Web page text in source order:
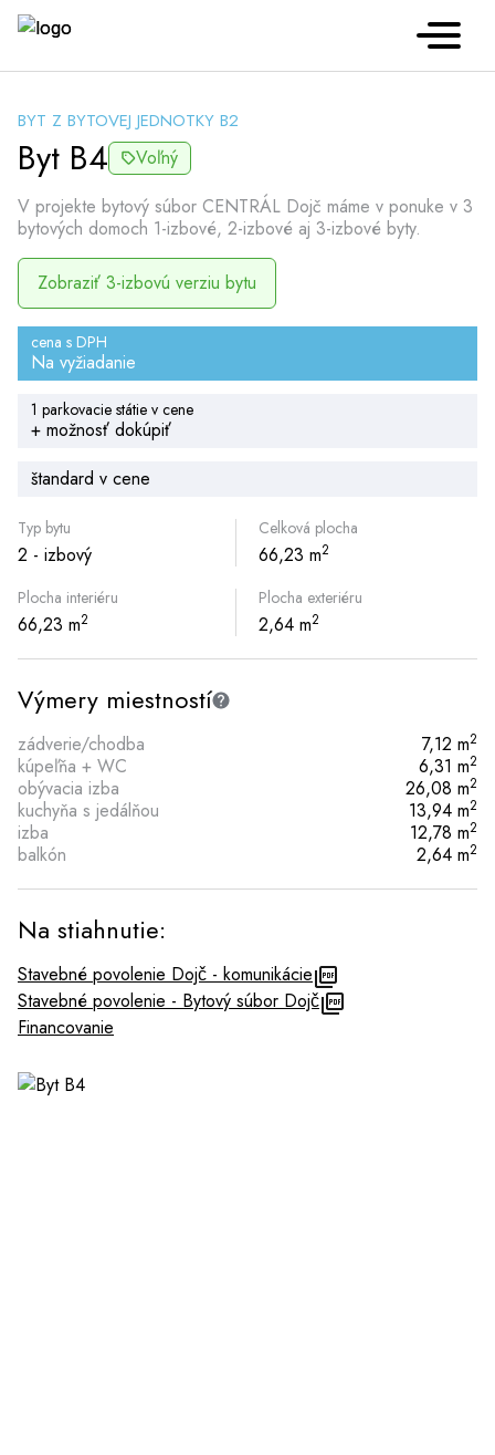
BYT Z BYTOVEJ JEDNOTKY B2
Byt B4
Voľný
V projekte bytový súbor CENTRÁL Dojč máme v ponuke v 3
bytových domoch 1-izbové, 2-izbové aj 3-izbové byty.
Zobraziť 3-izbovú verziu bytu
cena s DPH
Na vyžiadanie
1 parkovacie státie v cene
+ možnosť dokúpiť
štandard v cene
Typ bytu
2 - izbový
Celková plocha
66,23 m2
Plocha interiéru
66,23 m2
Plocha exteriéru
2,64 m2
Výmery miestností
zádverie/chodba 7,12 m2
kúpeľňa + WC 6,31 m2
obývacia izba 26,08 m2
kuchyňa s jedálňou 13,94 m2
izba 12,78 m2
balkón 2,64 m2
Na stiahnutie:
Stavebné povolenie Dojč - komunikácie
Stavebné povolenie - Bytový súbor Dojč
Financovanie